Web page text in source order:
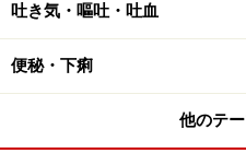
の検査も可能。簡易型の迅
断および除菌判定において
ピロリ菌検査の費用
吐き気・嘔吐・吐血
便秘・下痢
他のテ